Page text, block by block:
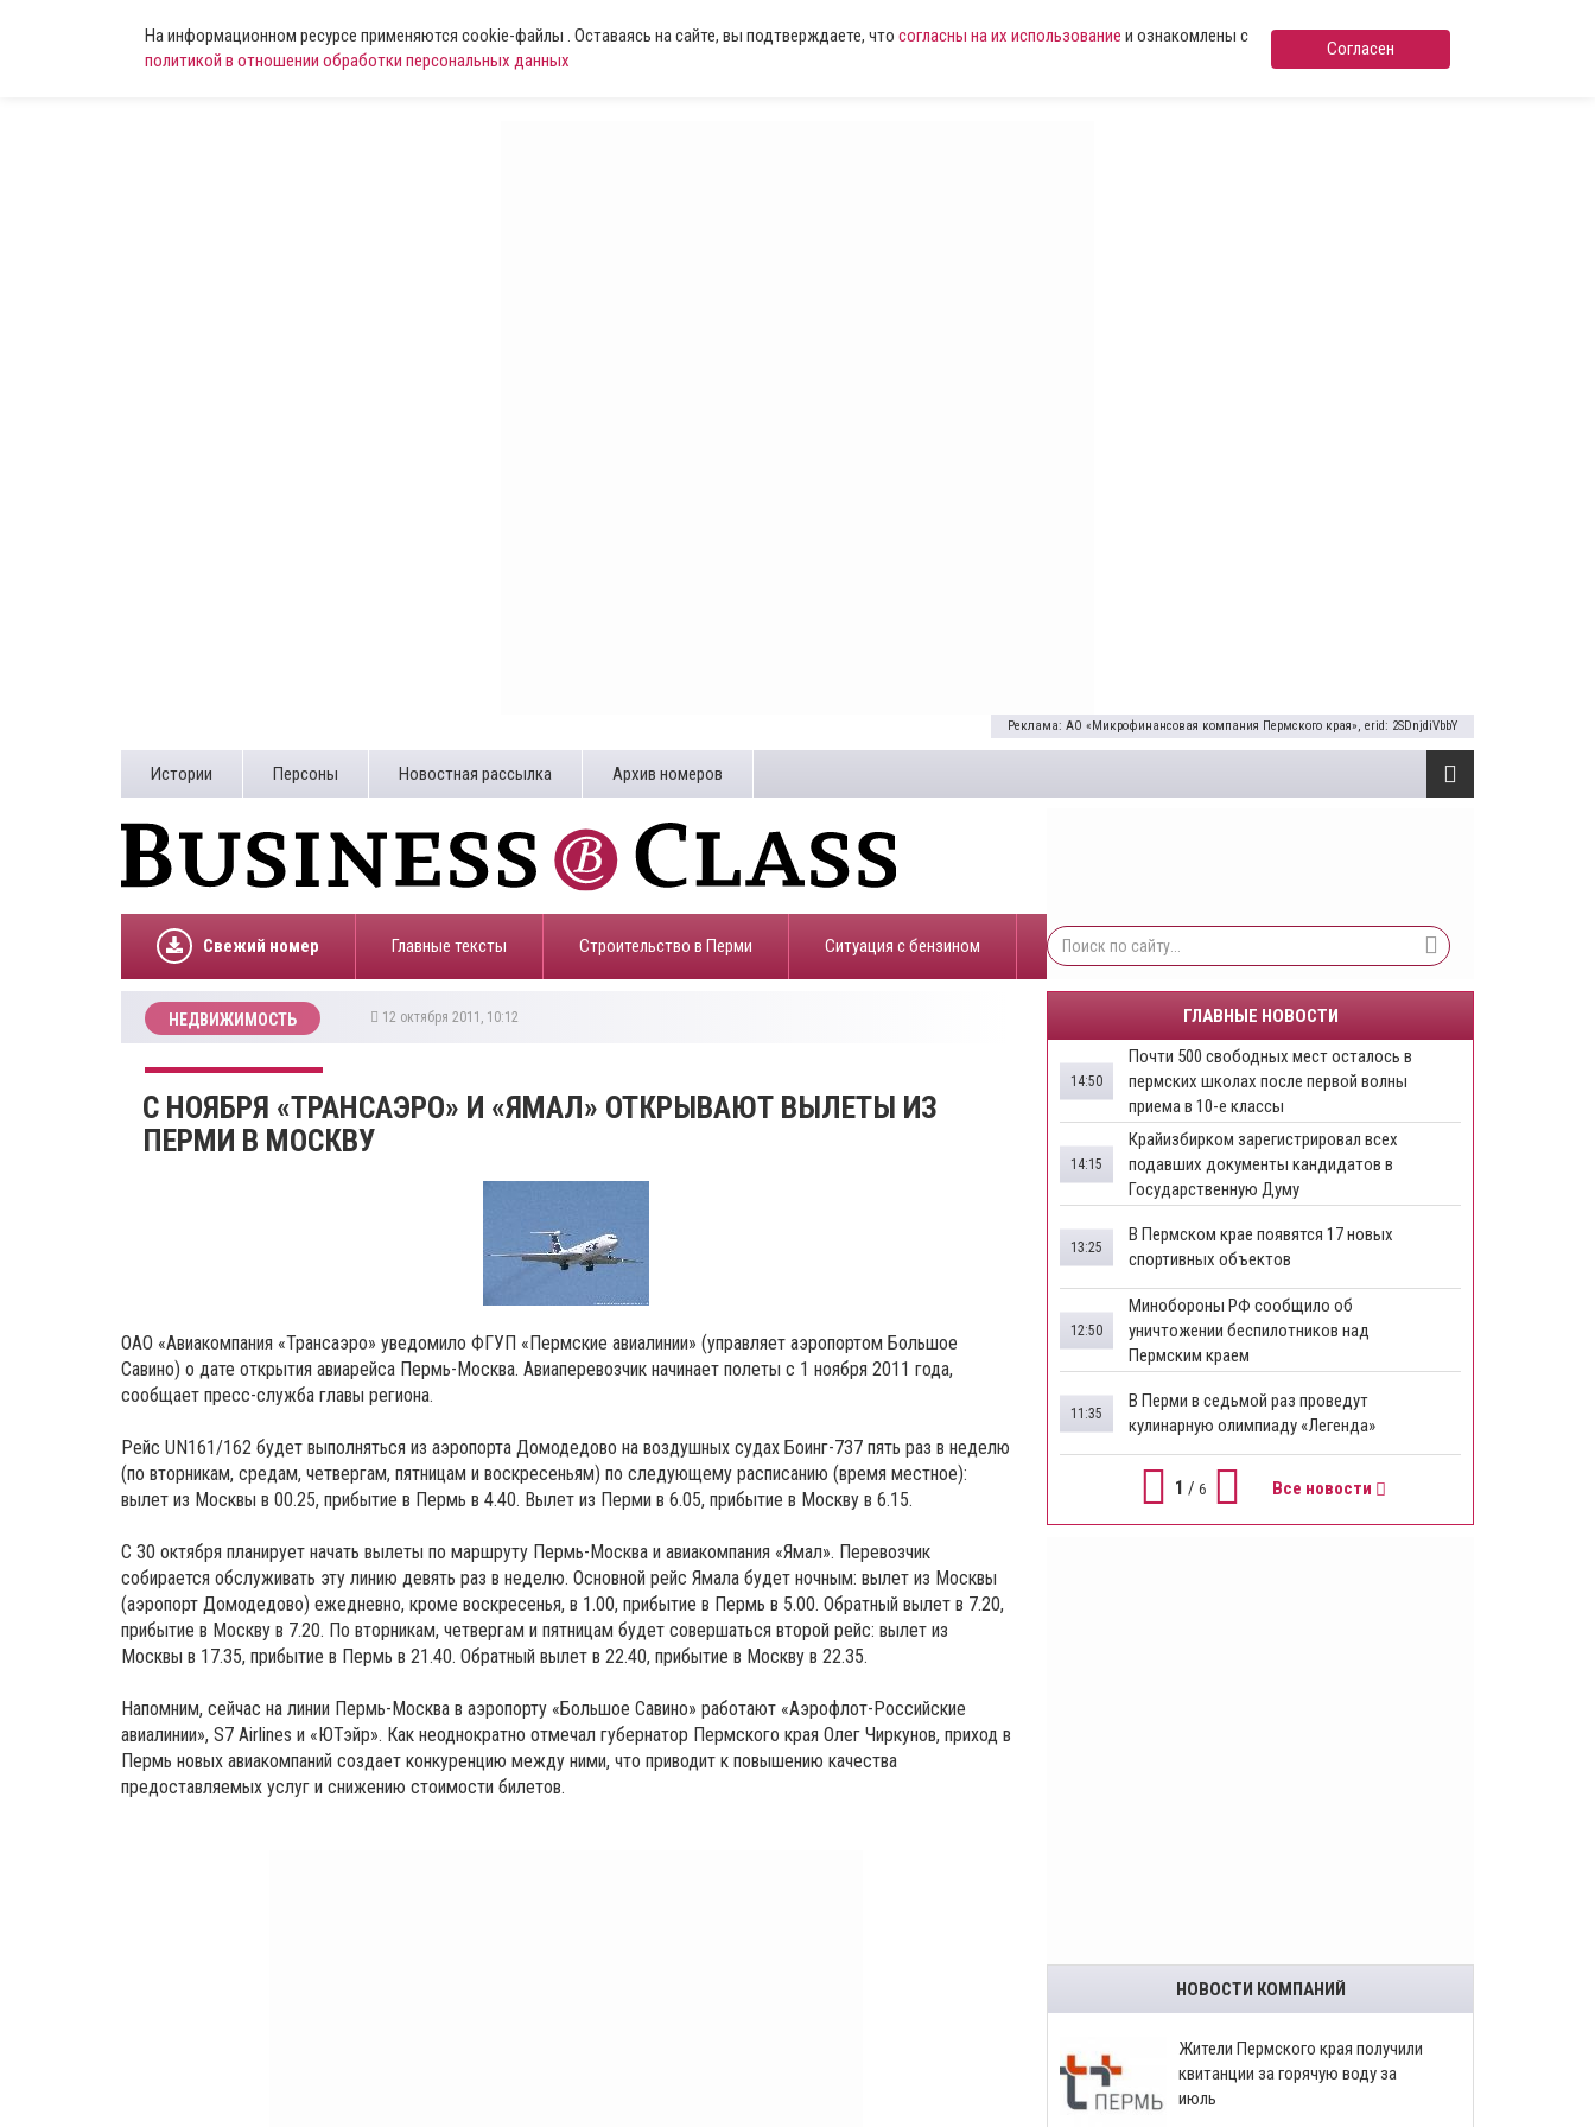
На информационном ресурсе применяются cookie-файлы . Оставаясь на сайте, вы подтверждаете, что согласны на их использование и ознакомлены с
политикой в отношении обработки персональных данных
Согласен
Реклама: АО «Микрофинансовая компания Пермского края», erid: 2SDnjdiVbbY
Истории Персоны Новостная рассылка Архив номеров
Свежий номер Главные тексты Строительство в Перми ​Ситуация с бензином
НЕДВИЖИМОСТЬ 12 октября 2011, 10:12
С НОЯБРЯ «ТРАНСАЭРО» И «ЯМАЛ» ОТКРЫВАЮТ ВЫЛЕТЫ ИЗ
ПЕРМИ В МОСКВУ
ОАО «Авиакомпания «Трансаэро» уведомило ФГУП «Пермские авиалинии» (управляет аэропортом Большое
Савино) о дате открытия авиарейса Пермь-Москва. Авиаперевозчик начинает полеты с 1 ноября 2011 года,
сообщает пресс-служба главы региона.
Рейс UN161/162 будет выполняться из аэропорта Домодедово на воздушных судах Боинг-737 пять раз в неделю
(по вторникам, средам, четвергам, пятницам и воскресеньям) по следующему расписанию (время местное):
вылет из Москвы в 00.25, прибытие в Пермь в 4.40. Вылет из Перми в 6.05, прибытие в Москву в 6.15.
С 30 октября планирует начать вылеты по маршруту Пермь-Москва и авиакомпания «Ямал». Перевозчик
собирается обслуживать эту линию девять раз в неделю. Основной рейс Ямала будет ночным: вылет из Москвы
(аэропорт Домодедово) ежедневно, кроме воскресенья, в 1.00, прибытие в Пермь в 5.00. Обратный вылет в 7.20,
прибытие в Москву в 7.20. По вторникам, четвергам и пятницам будет совершаться второй рейс: вылет из
Москвы в 17.35, прибытие в Пермь в 21.40. Обратный вылет в 22.40, прибытие в Москву в 22.35.
Напомним, сейчас на линии Пермь-Москва в аэропорту «Большое Савино» работают «Аэрофлот-Российские
авиалинии», S7 Airlines и «ЮТэйр». Как неоднократно отмечал губернатор Пермского края Олег Чиркунов, приход в
Пермь новых авиакомпаний создает конкуренцию между ними, что приводит к повышению качества
предоставляемых услуг и снижению стоимости билетов.
ГЛАВНЫЕ НОВОСТИ
Почти 500 свободных мест осталось в
пермских школах после первой волны
приема в 10-е классы
14:50
Крайизбирком зарегистрировал всех
подавших документы кандидатов в
Государственную Думу
14:15
​В Пермском крае появятся 17 новых
спортивных объектов
13:25
Минобороны РФ сообщило об
уничтожении беспилотников над
Пермским краем
12:50
В Перми в седьмой раз проведут
кулинарную олимпиаду «Легенда»
11:35
1 / 6 Все новости
НОВОСТИ КОМПАНИЙ
​Жители Пермского края получили
квитанции за горячую воду за
июль